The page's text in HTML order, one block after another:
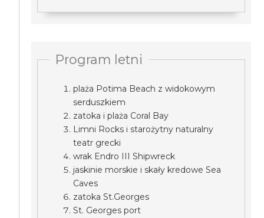
Program letni
plaża Potima Beach z widokowym
serduszkiem
zatoka i plaża Coral Bay
Limni Rocks i starożytny naturalny
teatr grecki
wrak Endro III Shipwreck
jaskinie morskie i skały kredowe Sea
Caves
zatoka St.Georges
St. Georges port